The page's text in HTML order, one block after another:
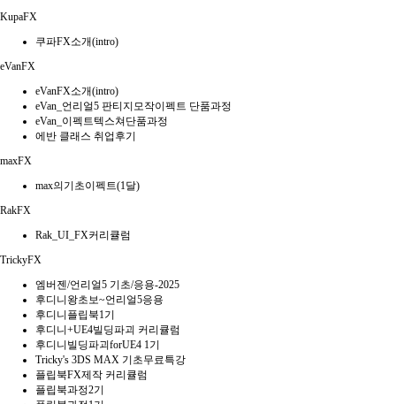
KupaFX
쿠파FX소개(intro)
eVanFX
eVanFX소개(intro)
eVan_언리얼5 판티지모작이펙트 단품과정
eVan_이펙트텍스쳐단품과정
에반 클래스 취업후기
maxFX
max의기초이펙트(1달)
RakFX
Rak_UI_FX커리큘럼
TrickyFX
엠버젠/언리얼5 기초/응용-2025
후디니왕초보~언리얼5응용
후디니플립북1기
후디니+UE4빌딩파괴 커리큘럼
후디니빌딩파괴forUE4 1기
Tricky's 3DS MAX 기초무료특강
플립북FX제작 커리큘럼
플립북과정2기